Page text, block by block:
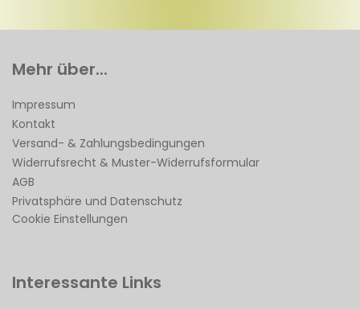
Mehr über...
Impressum
Kontakt
Versand- & Zahlungsbedingungen
Widerrufsrecht & Muster-Widerrufsformular
AGB
Privatsphäre und Datenschutz
Cookie Einstellungen
Interessante Links